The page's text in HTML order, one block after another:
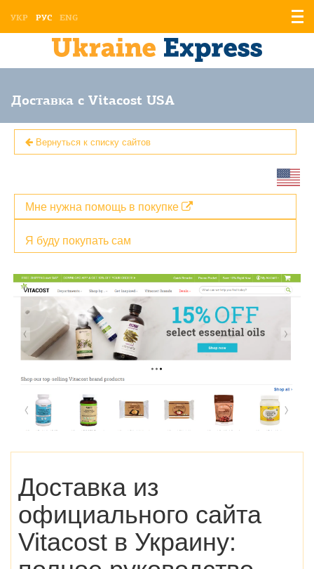
УКР РУС ENG
Доставка с Vitacost USA
Вернуться к списку сайтов
Я буду покупать сам
Мне нужна помощь в покупке
Доставка из
официального сайта
Vitacost в Украину: